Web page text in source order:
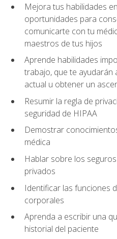
Mejora tus habilidades
oportunidades para
comunicarte con tu
maestros de tus hijos
Aprende habilidades
trabajo, que te
actual u obtener un
Resumir la regla de
seguridad de HIPAA
Demostrar
médica
Hablar sobre los
privados
Identificar las funciones
corporales
Aprenda a escribir una
historial del paciente